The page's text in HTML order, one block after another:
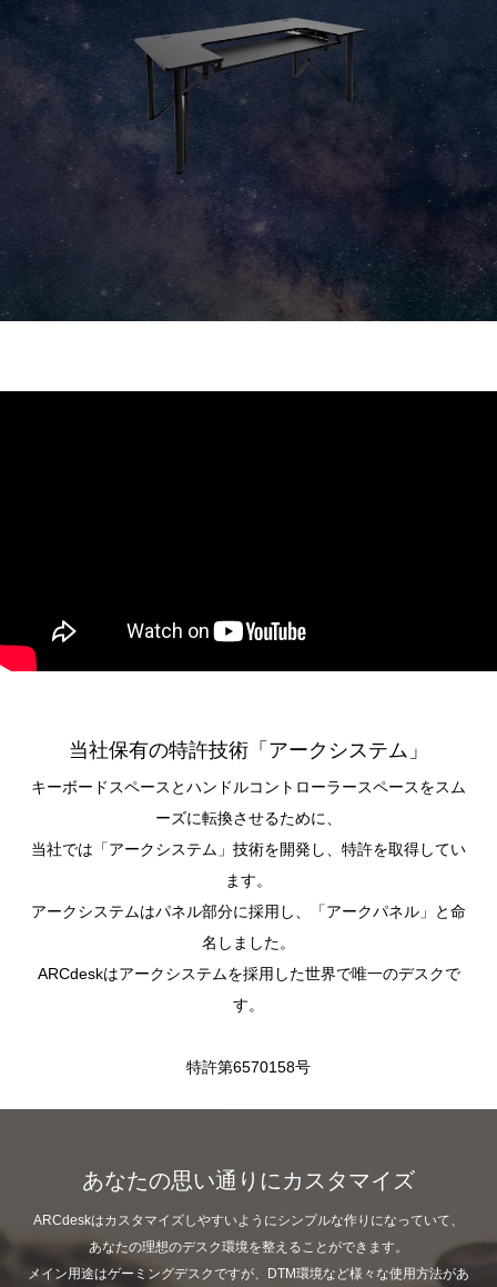
当社保有の特許技術「アークシステム」
キーボードスペースとハンドルコントローラースペースをスム
ーズに転換させるために、
当社では「アークシステム」技術を開発し、特許を取得してい
ます。
アークシステムはパネル部分に採用し、「アークパネル」と命
名しました。
ARCdeskはアークシステムを採用した世界で唯一のデスクで
す。
特許第6570158号
あなたの思い通りにカスタマイズ
ARCdeskはカスタマイズしやすいようにシンプルな作りになっていて、
あなたの理想のデスク環境を整えることができます。
メイン用途はゲーミングデスクですが、DTM環境など様々な使用方法があ